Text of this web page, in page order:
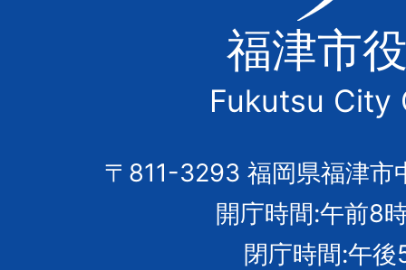
津
市
の
市
章
福津市
Fukutsu City
〒811-3293 福岡県福津市
開庁時間:午前8
閉庁時間:午後